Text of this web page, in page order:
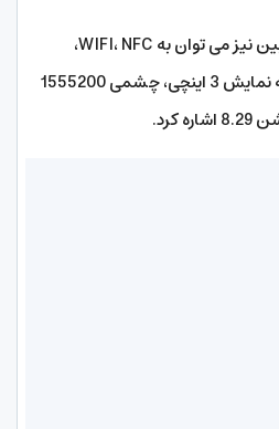
از دیگر ویژگی های این دوربین نیز می توان به WIFI، NFC،
فیلم برداری در شب، صفحه نمایش 3 اینچی، چشمی 1555200